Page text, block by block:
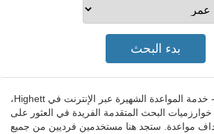
AusDatingGo - خدمة المواعدة الشهيرة عبر الإنترنت في Highett،
البحث المتقدمة الفريدة في العثور على
مواعدة. ستجد هنا مستخدمين فرديين من جميع